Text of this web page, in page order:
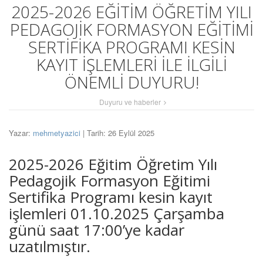
2025-2026 EĞİTİM ÖĞRETİM YILI
PEDAGOJİK FORMASYON EĞİTİMİ
SERTİFİKA PROGRAMI KESİN
KAYIT İŞLEMLERİ İLE İLGİLİ
ÖNEMLİ DUYURU!
Duyuru ve haberler
Yazar: mehmetyazici | Tarih: 26 Eylül 2025
2025-2026 Eğitim Öğretim Yılı
Pedagojik Formasyon Eğitimi
Sertifika Programı kesin kayıt
işlemleri 01.10.2025 Çarşamba
günü saat 17:00’ye kadar
uzatılmıştır.